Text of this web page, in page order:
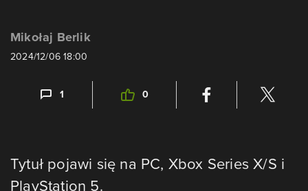
Mikołaj Berlik
2024/12/06 18:00
1 0
Tytuł pojawi się na PC, Xbox Series X/S i
PlayStation 5.